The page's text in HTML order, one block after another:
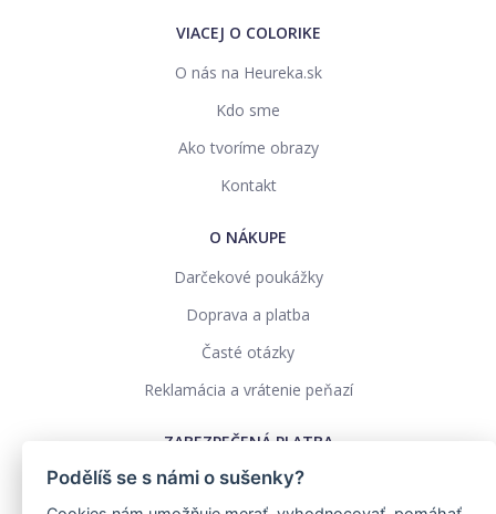
VIACEJ O COLORIKE
O nás na Heureka.sk
Kdo sme
Ako tvoríme obrazy
Kontakt
O NÁKUPE
Darčekové poukážky
Doprava a platba
Časté otázky
Reklamácia a vrátenie peňazí
ZABEZPEČENÁ PLATBA
Podělíš se s námi o sušenky?